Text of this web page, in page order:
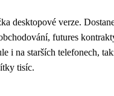
desktopové verze.
futures
i na starších telefonech,
tisíc.